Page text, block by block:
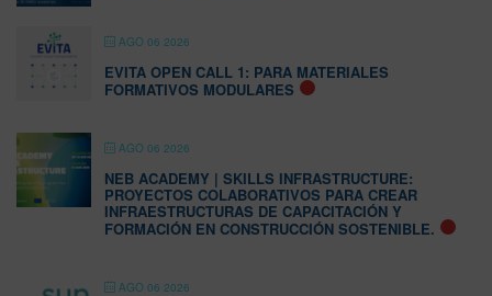
AGO 06 2026
EVITA OPEN CALL 1: PARA MATERIALES
FORMATIVOS MODULARES
AGO 06 2026
NEB ACADEMY | SKILLS INFRASTRUCTURE:
PROYECTOS COLABORATIVOS PARA CREAR
INFRAESTRUCTURAS DE CAPACITACIÓN Y
FORMACIÓN EN CONSTRUCCIÓN SOSTENIBLE.
AGO 06 2026